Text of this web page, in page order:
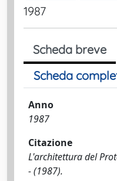
1987
Scheda breve
Scheda
Anno
1987
Citazione
L'architettura del
- (1987).